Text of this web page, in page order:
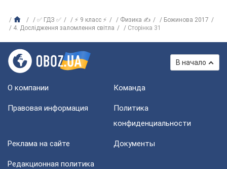
✅ ГДЗ ✅ ⚡ 9 класс ⚡ Физика ✍
Божинова 2017
4. Дослідження заломлення світла
Сторінка 31
В начало
О компании Команда
Правовая информация
Политика
конфиденциальности
Реклама на сайте Документы
Редакционная политика